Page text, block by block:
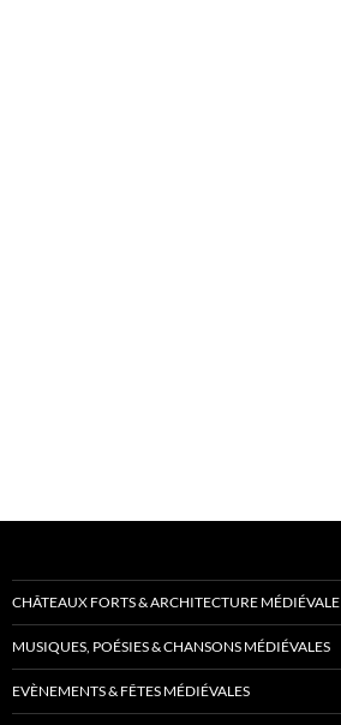
CHÂTEAUX FORTS & ARCHITECTURE MÉDIÉVALE
MUSIQUES, POÉSIES & CHANSONS MÉDIÉVALES
EVÈNEMENTS & FÊTES MÉDIÉVALES